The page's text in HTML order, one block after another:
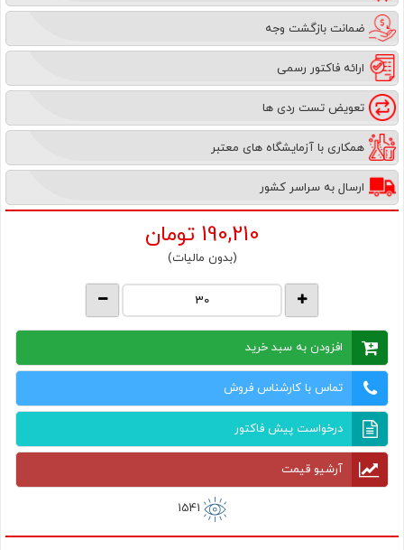
ضمانت بازگشت وجه
ارائه فاکتور رسمی
تعویض تست ردی ها
همکاری با آزمایشگاه های معتبر
ارسال به سراسر کشور
190,210 تومان
(بدون مالیات)
افزودن به سبد خرید
تماس با کارشناس فروش
درخواست پیش فاکتور
آرشیو قیمت
1541